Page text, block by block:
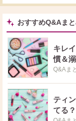
おすすめQ&Aま
キレ
慣＆
Q&Aま
ティ
てる